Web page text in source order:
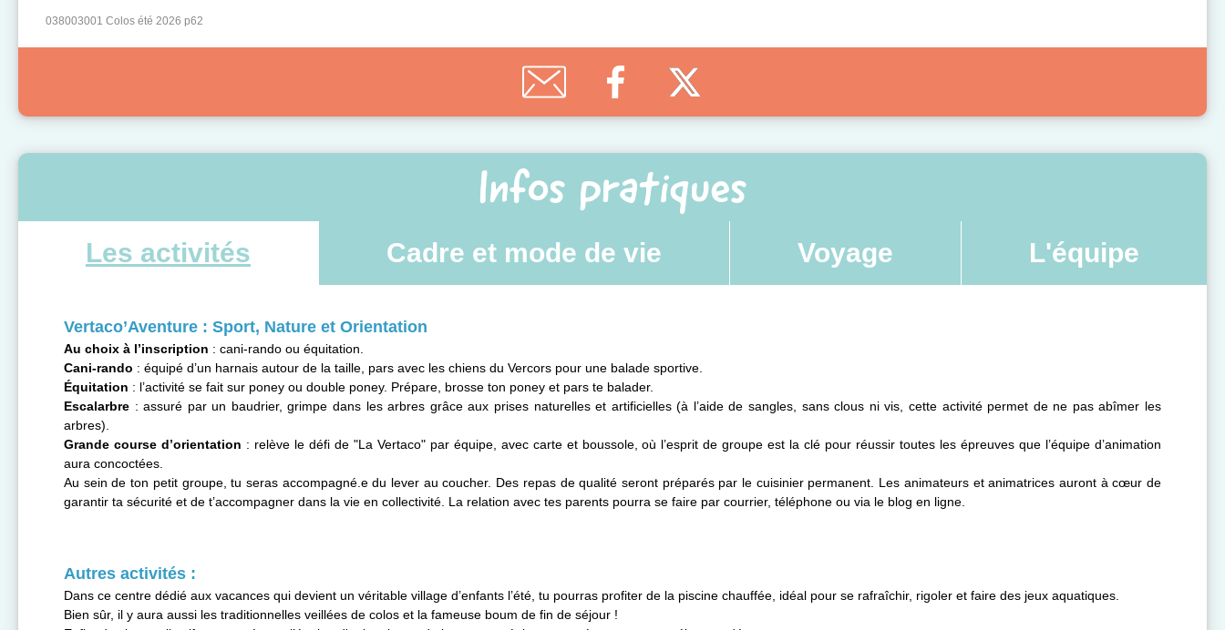
038003001 Colos été 2026 p62
Infos pratiques
Les activités Cadre et mode de vie Voyage L'équipe
Vertaco’Aventure : Sport, Nature et Orientation
Au choix à l’inscription : cani-rando ou équitation.
Cani-rando : équipé d’un harnais autour de la taille, pars avec les chiens du Vercors pour une balade sportive.
Équitation : l’activité se fait sur poney ou double poney. Prépare, brosse ton poney et pars te balader.
Escalarbre : assuré par un baudrier, grimpe dans les arbres grâce aux prises naturelles et artificielles (à l’aide de sangles, sans clous ni vis, cette activité permet de ne pas abîmer les
arbres).
Grande course d’orientation : relève le défi de "La Vertaco" par équipe, avec carte et boussole, où l’esprit de groupe est la clé pour réussir toutes les épreuves que l’équipe d’animation
aura concoctées.
Au sein de ton petit groupe, tu seras accompagné.e du lever au coucher. Des repas de qualité seront préparés par le cuisinier permanent. Les animateurs et animatrices auront à cœur de
garantir ta sécurité et de t’accompagner dans la vie en collectivité. La relation avec tes parents pourra se faire par courrier, téléphone ou via le blog en ligne.
Autres activités :
Dans ce centre dédié aux vacances qui devient un véritable village d’enfants l’été, tu pourras profiter de la piscine chauffée, idéal pour se rafraîchir, rigoler et faire des jeux aquatiques.
Bien sûr, il y aura aussi les traditionnelles veillées de colos et la fameuse boum de fin de séjour !